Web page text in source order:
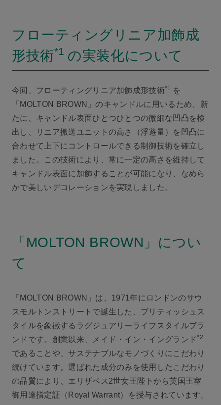
フローティングリニア加飾成
形技術*1 の実装化について
今回、フローティングリニア加飾成形技術*1
を
「MOLTON BROWN」のキャンドルに用いるため、新
たに、キャンドル表面ひとつひとつの微細な凹凸を検
出し、リニア搬送ユニットの高さ（浮遊量）を凹凸に
合わせて上下にコントロールできる制御技術を確立し
ました。この技術により、常に一定の高さを維持して
キャンドル表面に加飾することが可能になり、なめら
かで美しいデコレーションを実現しました。
「MOLTON BROWN」につい
て
「MOLTON BROWN」は、1971年にロンドンのサウ
スモルトンストリートで誕生した、ブリティッシュス
タイルを象徴するラグジュアリーライフスタイルブラ
ンドです。創業以来、メイド・イン・イングランド*2
であることや、サステナブルなモノづくりにこだわり
続けています。選ばれた成分のみを使用したこだわり
の品質により、エリザベス2世女王陛下から英国王室
御用達指定証（Royal Warrant）を授与されています。